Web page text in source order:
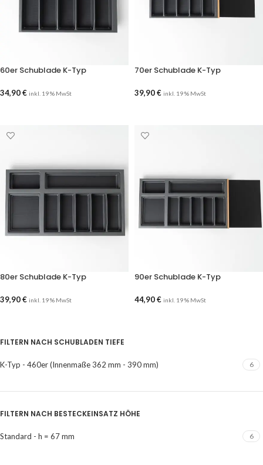
FILTERN NACH SCHUBLADEN TIEFE
K-Typ - 460er (Innenmaße 362 mm - 390 mm) 6
FILTERN NACH BESTECKEINSATZ HÖHE
Standard - h = 67 mm 6
60er Schublade K-Typ
34,90€ inkl. 19 % MwSt
70er Schublade K-Typ
39,90€ inkl. 19 % MwSt
80er Schublade K-Typ
39,90€ inkl. 19 % MwSt
90er Schublade K-Typ
44,90€ inkl. 19 % MwSt